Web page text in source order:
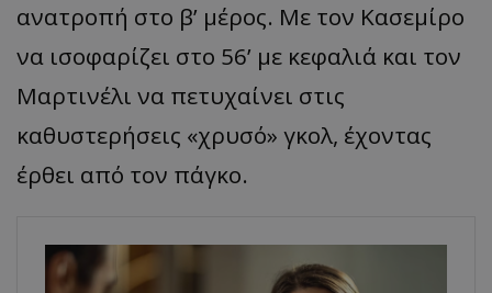
ανατροπή στο β’ μέρος. Με τον Κασεμίρο
να ισοφαρίζει στο 56’ με κεφαλιά και τον
Μαρτινέλι να πετυχαίνει στις
καθυστερήσεις «χρυσό» γκολ, έχοντας
έρθει από τον πάγκο.